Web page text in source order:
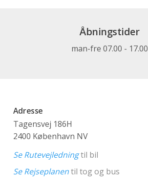
Åbningstider
man-fre 07.00 - 17.00
Adresse
Tagensvej 186H
2400 København NV
Se Rutevejledningtil bil
Se Rejseplanentil tog og bus